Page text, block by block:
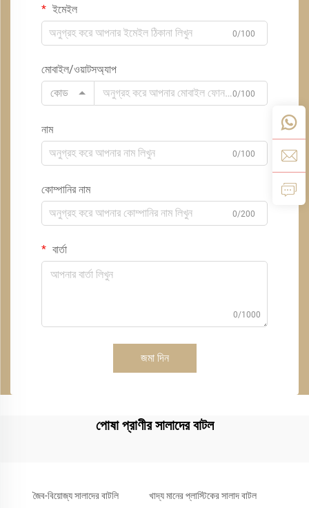
ইমেইল
0/100
মোবাইল/ওয়াটসঅ্যাপ
কোড
0/100
নাম
0/100
কোম্পানির নাম
0/200
বার্তা
0/1000
জমা দিন
পোষা প্রাণীর সালাদের বাটল
জৈব-বিয়োজ্য সালাদের বাটলি খাদ্য মানের প্লাস্টিকের সালাদ বাটল